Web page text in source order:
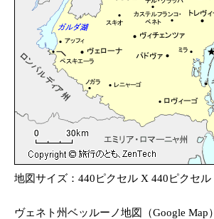
地図サイズ：440ピクセル X 440ピクセル
ヴェネト州ベッルーノ地図（Google Map）